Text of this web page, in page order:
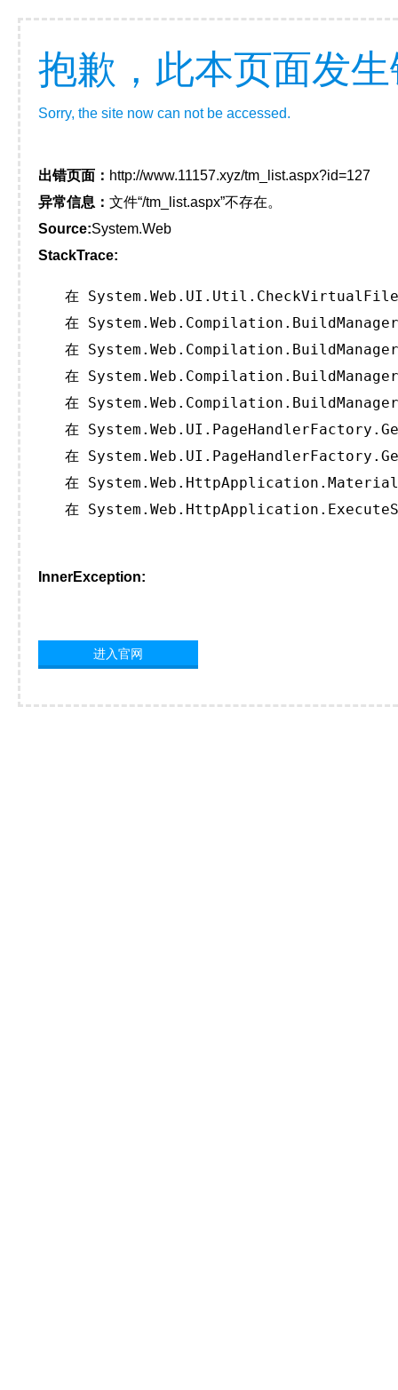
抱歉，此本页面发
Sorry, the site now can not be accessed.
出错页面： http://www.11157.xyz/tm_list.aspx?id=127
异常信息： 文件“/tm_list.aspx”不存在。
Source:System.Web
StackTrace:
在
在
在
在
在
在
在
在
在
InnerException:
进入官网